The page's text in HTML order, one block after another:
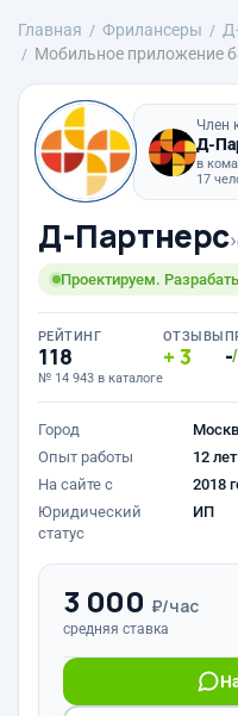
Главная Фрилансеры
Мобильное приложение
Член
Д-
в
17
Д-Партнерс›
Проектируем.
РЕЙТИНГ
118
№ 14 943 в каталоге
ОТЗЫВЫ
3 -
Город
Опыт работы
12 лет
На сайте с
2018
Юридический
статус
ИП
3 000 ₽/час
средняя ставка